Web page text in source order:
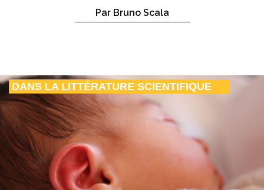
Par Bruno Scala
DANS LA LITTÉRATURE SCIENTIFIQUE